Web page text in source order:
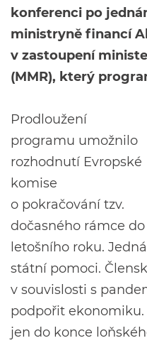
konferenci po
ministryně financí
v zastoupení
(MMR), který
Prodloužení
programu umožnilo
rozhodnutí Evropské
komise
o pokračování tzv.
dočasného rámce
letošního roku.
státní pomoci.
v souvislosti s
podpořit
jen do konce